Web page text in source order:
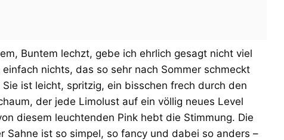
Buntem lechzt, gebe ich ehrlich gesagt nicht viel
nichts, das so sehr nach Sommer schmeckt
ist leicht, spritzig, ein bisschen frech durch den
der jede Limolust auf ein völlig neues Level
diesem leuchtenden Pink hebt die Stimmung. Die
Sahne ist so simpel, so fancy und dabei so anders –